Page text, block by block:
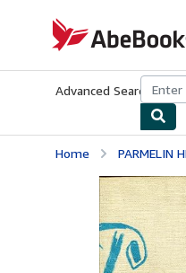
AbeBooks.com
Advanced Search
Home PARMELIN